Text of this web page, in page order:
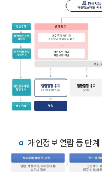
개인정보 열람 등 단계